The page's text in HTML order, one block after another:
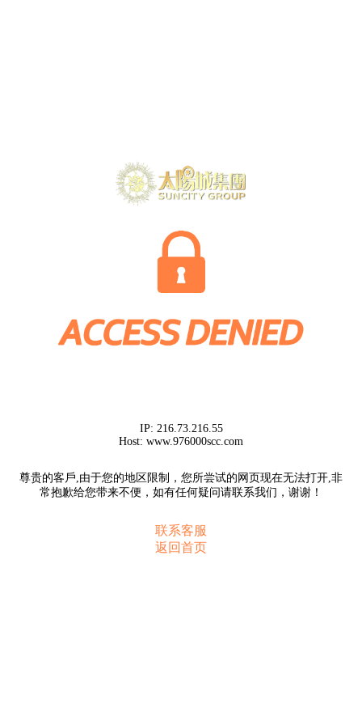
IP: 216.73.216.55
Host: www.976000scc.com
尊贵的客戶,由于您的地区限制，您所尝试的网页现在无法打开,非
常抱歉给您带来不便，如有任何疑问请联系我们，谢谢！
联系客服
返回首页